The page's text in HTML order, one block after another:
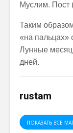
Муслим. Пост
Таким
«на пальцах»
Лунные
дней.
rustam
ПОКАЗАТЬ ВСЕ